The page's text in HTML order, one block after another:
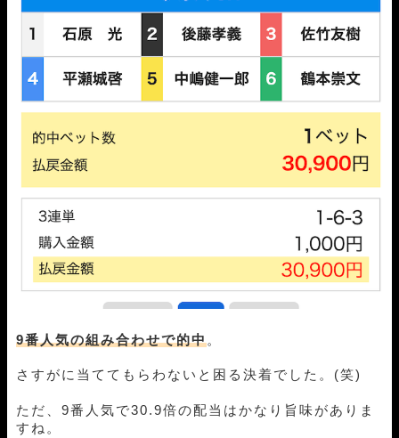
9番人気の組み合わせで的中。
さすがに当ててもらわないと困る決着でした。(笑)
ただ、9番人気で30.9倍の配当はかなり旨味がありま
すね。